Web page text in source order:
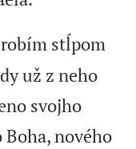
stĺpom
už z neho
svojho
Boha, nového